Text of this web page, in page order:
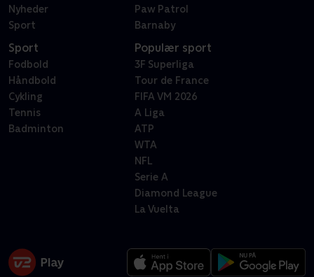
Nyheder
Sport
Paw Patrol
Barnaby
Sport
Fodbold
Håndbold
Cykling
Tennis
Badminton
Populær sport
3F Superliga
Tour de France
FIFA VM 2026
A Liga
ATP
WTA
NFL
Serie A
Diamond League
La Vuelta